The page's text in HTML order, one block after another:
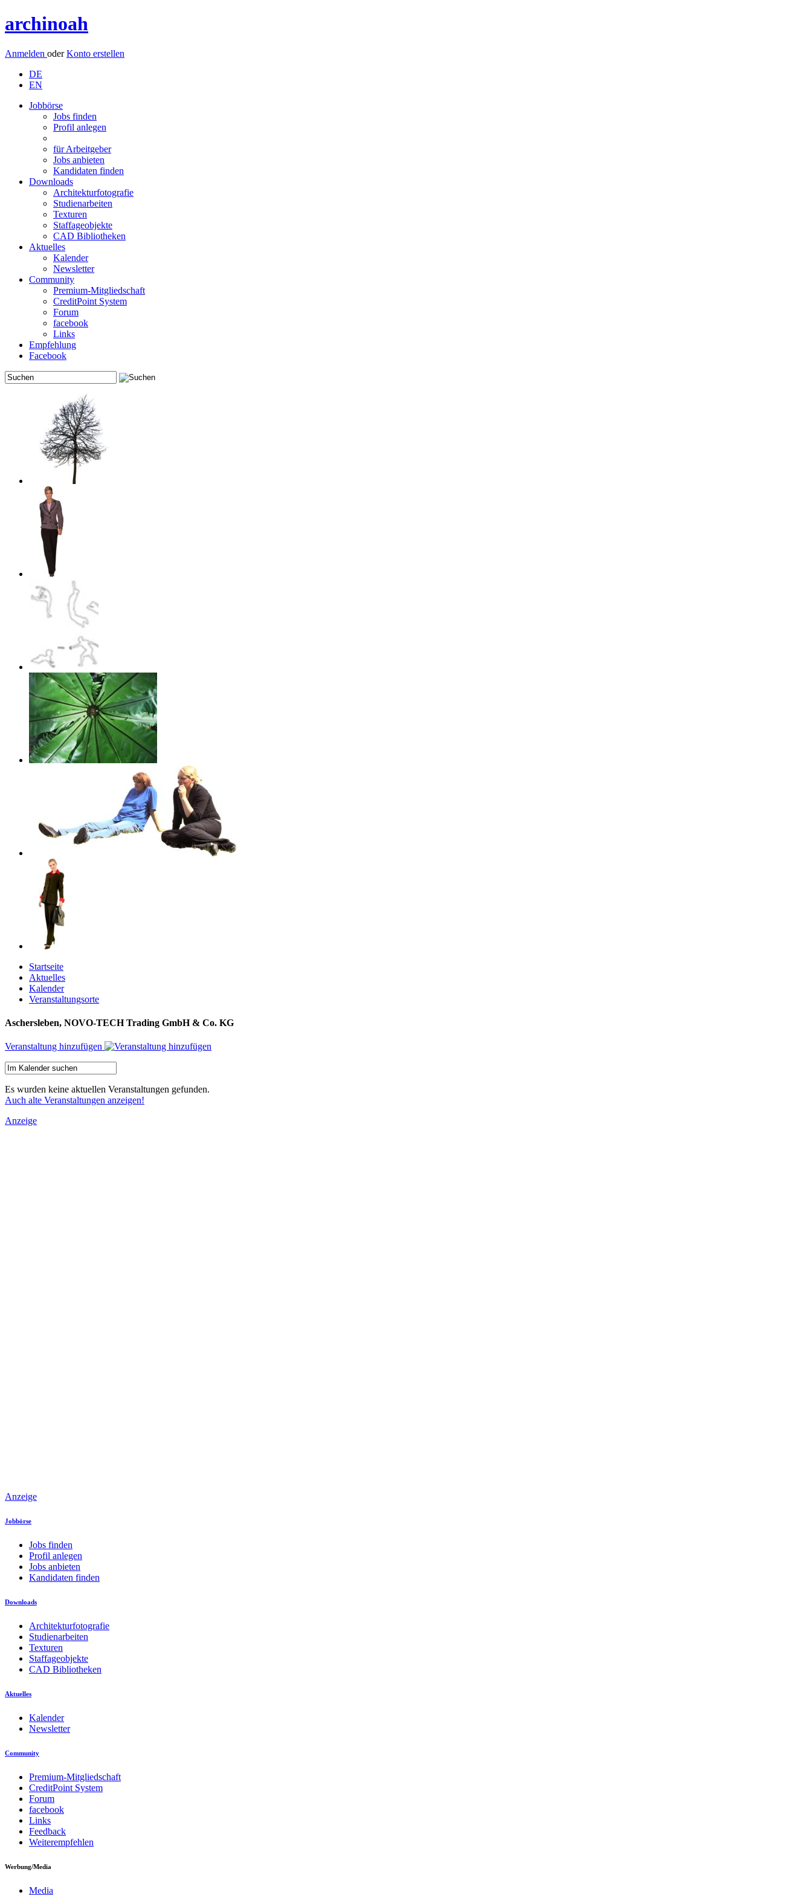
archinoah
Anmelden oderKonto erstellen
DE
EN
Jobbörse
Jobs finden
Profil anlegen
für Arbeitgeber
Jobs anbieten
Kandidaten finden
Downloads
Architekturfotografie
Studienarbeiten
Texturen
Staffageobjekte
CAD Bibliotheken
Aktuelles
Kalender
Newsletter
Community
Premium-Mitgliedschaft
CreditPoint System
Forum
facebook
Links
Empfehlung
Facebook
Startseite
Aktuelles
Kalender
Veranstaltungsorte
Aschersleben, NOVO-TECH Trading GmbH & Co. KG
Veranstaltung hinzufügen
Es wurden keine aktuellen Veranstaltungen gefunden.
Auch alte Veranstaltungen anzeigen!
Anzeige
Anzeige
Jobbörse
Jobs finden
Profil anlegen
Jobs anbieten
Kandidaten finden
Downloads
Architekturfotografie
Studienarbeiten
Texturen
Staffageobjekte
CAD Bibliotheken
Aktuelles
Kalender
Newsletter
Community
Premium-Mitgliedschaft
CreditPoint System
Forum
facebook
Links
Feedback
Weiterempfehlen
Werbung/Media
Media